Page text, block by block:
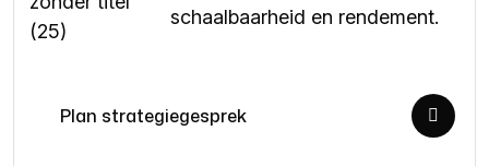
schaalbaarheid en rendement.
Plan strategiegesprek